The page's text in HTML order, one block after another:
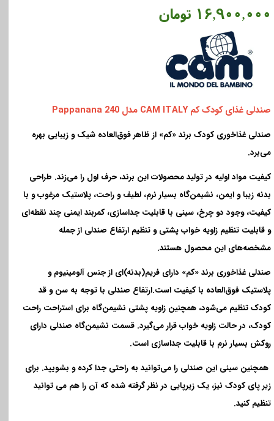
۱۶,۹۰۰,۰۰۰ تومان
صندلی غذای کودک کمCAM ITALY مدل
صندلی غذاخوری کودک برند «کم» از ظاهر فوق‌العاده شیک و زیبایی بهره
می‌برد.
کیفیت مواد اولیه در تولید محصولات این برند، حرف اول را می‌زند. طراحی
بدنه زیبا و ایمن، نشیمن‌گاه بسیار نرم، لطیف و راحت، پلاستیک مرغوب و با
کیفیت، وجود دو چرخ، سینی با قابلیت جداسازی، کمربند ایمنی چند نقطه‌ای
و قابلیت تنظیم زاویه خواب پشتی و تنظیم ارتفاع صندلی از جمله
مشخصه‌های این محصول هستند.
صندلی غذاخوری برند «کم» دارای فریم(بدنه)‌ای از جنس آلومینیوم و
پلاستیک فوق‌العاده با کیفیت است.ارتفاع صندلی با توجه به سن و قد
کودک تنظیم می‌شود، همچنین زاویه پشتی نشیمن‌گاه برای استراحت راحت
کودک، در حالت زاویه خواب قرار می‌گیرد. قسمت نشیمن‌گاه صندلی دارای
روکش بسیار نرم با قابلیت جداسازی است.
همچنین سینی این صندلی را می‌توانید به راحتی جدا کرده و بشویید. برای
زیر پای کودک نیز، یک زیرپایی در نظر گرفته شده که آن را هم می توانید
تنظیم کنید.